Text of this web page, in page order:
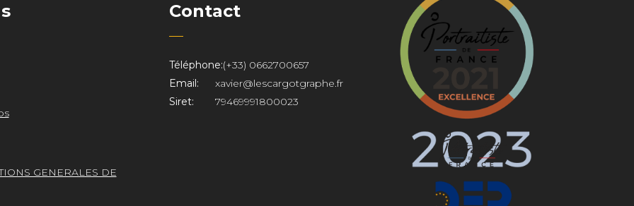
GENERALES DE
Contact
Téléphone:(+33) 0662700657
Email:
xavier@lescargotgraphe.fr
Siret:
79469991800023